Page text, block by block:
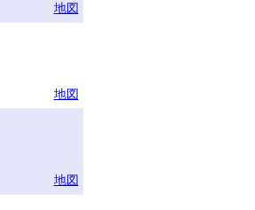
地図
地図
地図